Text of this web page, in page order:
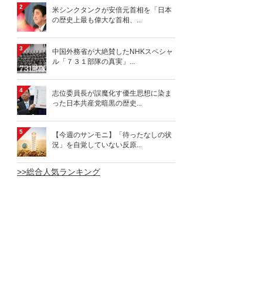
2
米シンクタンクが安倍元首相を「日本
の歴史上最も偉大な首相、...
3
中国外務省が大絶賛したNHKスペシャ
ル「７３１部隊の真実」...
4
志位委員長が誤魔化す優生思想に染ま
った日本共産党暗黒の歴史...
5
【今週のサンモニ】「待ったなしの状
況」を自覚していない反原...
>>総合人気ランキング